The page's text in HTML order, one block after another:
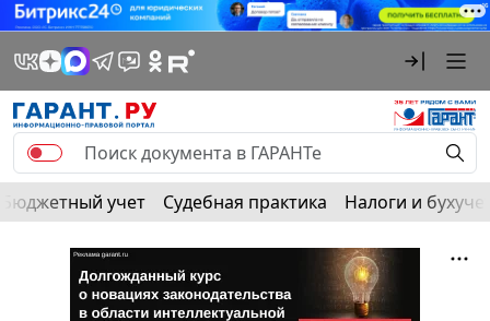
Бюджетный учет Судебная практика Налоги и